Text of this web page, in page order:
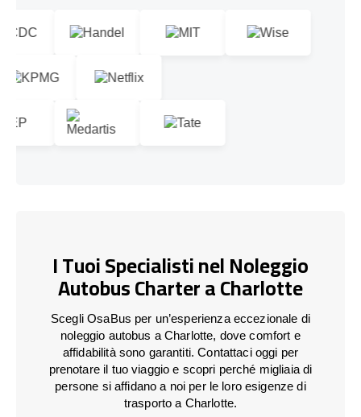
I Tuoi Specialisti nel Noleggio
Autobus Charter a Charlotte
Scegli OsaBus per un’esperienza eccezionale di
noleggio autobus a Charlotte, dove comfort e
affidabilità sono garantiti. Contattaci oggi per
prenotare il tuo viaggio e scopri perché migliaia di
persone si affidano a noi per le loro esigenze di
trasporto a Charlotte.